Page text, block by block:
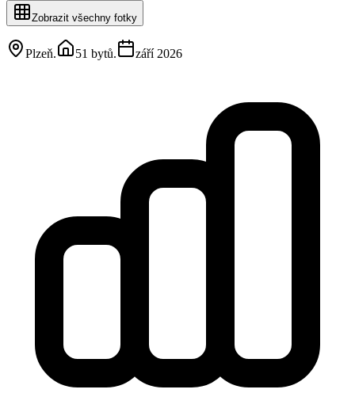
Zobrazit všechny fotky
Plzeň. 51 bytů. září 2026